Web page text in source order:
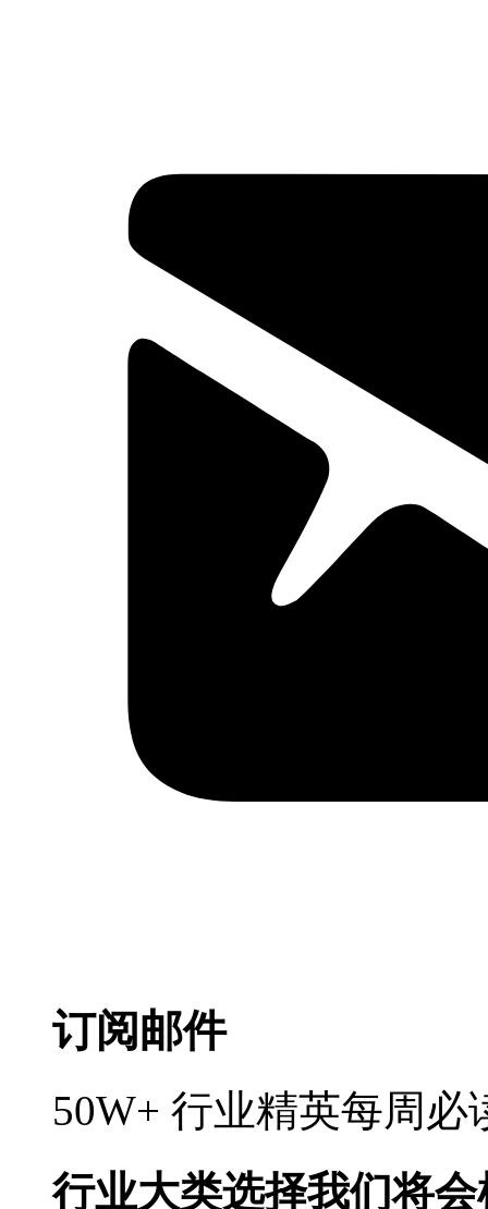
订阅邮件
50W+ 行业精英每周
行业大类选择我们将